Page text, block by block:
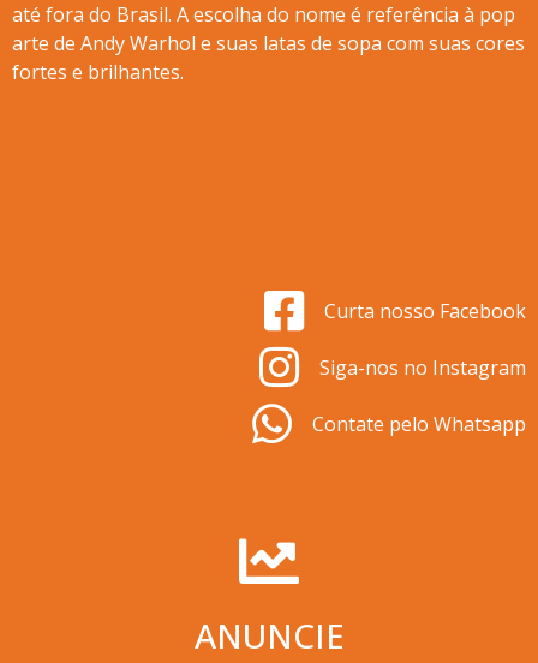
até fora do Brasil. A escolha do nome é referência à pop
arte de Andy Warhol e suas latas de sopa com suas cores
fortes e brilhantes.
Curta nosso Facebook
Siga-nos no Instagram
Contate pelo Whatsapp
ANUNCIE